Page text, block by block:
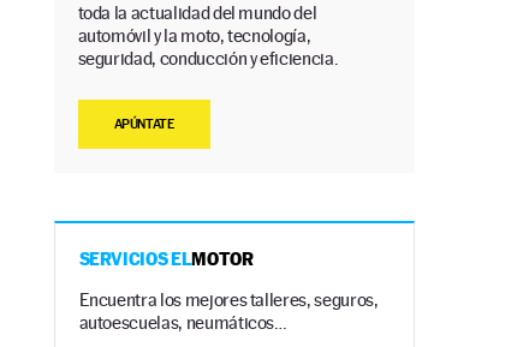
toda la actualidad del mundo del
automóvil y la moto, tecnología,
seguridad, conducción y eficiencia.
APÚNTATE
SERVICIOS ELMOTOR
Encuentra los mejores talleres, seguros,
autoescuelas, neumáticos…